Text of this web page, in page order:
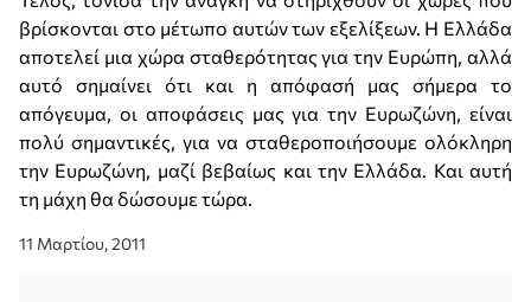
βρίσκονται στο μέτωπο αυτών των εξελίξεων. Η Ελλάδα
αποτελεί μια χώρα σταθερότητας για την Ευρώπη, αλλά
αυτό σημαίνει ότι και η απόφασή μας σήμερα το
απόγευμα, οι αποφάσεις μας για την Ευρωζώνη, είναι
πολύ σημαντικές, για να σταθεροποιήσουμε ολόκληρη
την Ευρωζώνη, μαζί βεβαίως και την Ελλάδα. Και αυτή
τη μάχη θα δώσουμε τώρα.
11 Μαρτίου, 2011